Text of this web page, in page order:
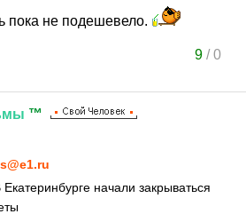
пока не подешевело.
9/0
™
начали закрываться